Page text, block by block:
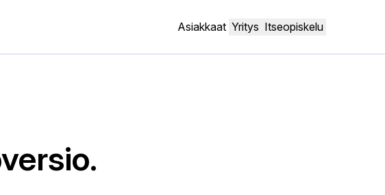
Asiakkaat Yritys Itseopiskelu